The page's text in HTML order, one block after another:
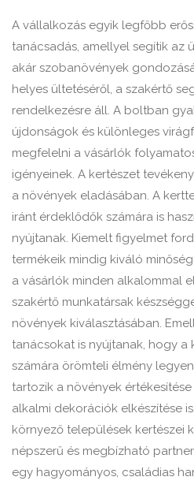
A vállalkozás egyik legfőbb
tanácsadás, amellyel segítik az
akár szobanövények
helyes ültetéséről, a szakértő
rendelkezésre áll. A boltban
újdonságok és különleges
megfelelni a vásárlók
igényeinek. A kertészet
a növények eladásában. A
iránt érdeklődők számára is
nyújtanak. Kiemelt figyelmet
termékeik mindig kiváló
a vásárlók minden alkalommal
szakértő munkatársak
növények kiválasztásában.
tanácsokat is nyújtanak, hogy a
számára örömteli élmény
tartozik a növények
alkalmi dekorációk elkészítése
környező települések kertészei
népszerű és megbízható
egy hagyományos, családias